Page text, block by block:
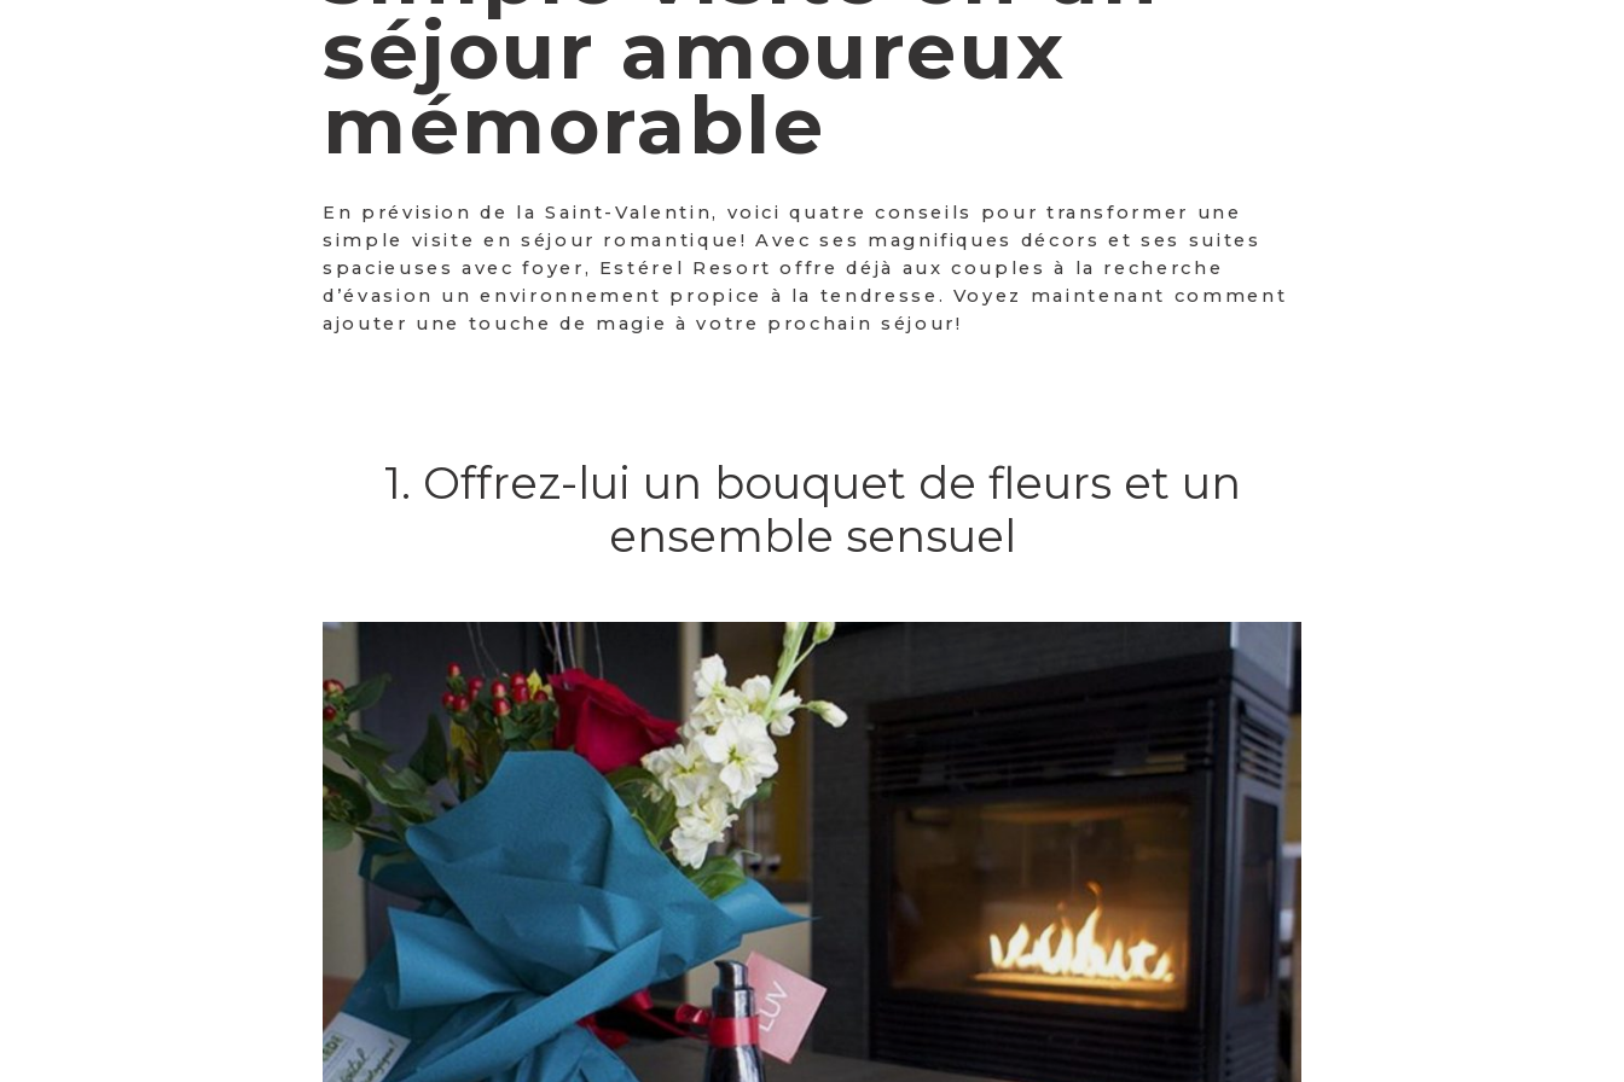
séjour amoureux
mémorable
En prévision de la Saint-Valentin, voici quatre conseils pour transformer une
simple visite en séjour romantique! Avec ses magnifiques décors et ses suites
spacieuses avec foyer, Estérel Resort offre déjà aux couples à la recherche
d’évasion un environnement propice à la tendresse. Voyez maintenant comment
ajouter une touche de magie à votre prochain séjour!
1. Offrez-lui un bouquet de fleurs et un
ensemble sensuel